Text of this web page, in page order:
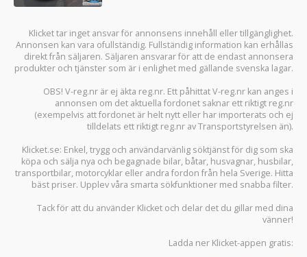
Klicket tar inget ansvar för annonsens innehåll eller tillgänglighet.
Annonsen kan vara ofullständig. Fullständig information kan erhållas
direkt från säljaren. Säljaren ansvarar för att de endast annonsera
produkter och tjänster som är i enlighet med gällande svenska lagar.
OBS! V-reg.nr är ej äkta reg.nr. Ett påhittat V-reg.nr kan anges i
annonsen om det aktuella fordonet saknar ett riktigt reg.nr
(exempelvis att fordonet är helt nytt eller har importerats och ej
tilldelats ett riktigt reg.nr av Transportstyrelsen än).
Klicket.se: Enkel, trygg och användarvänlig söktjänst för dig som ska
köpa och sälja nya och begagnade bilar, båtar, husvagnar, husbilar,
transportbilar, motorcyklar eller andra fordon från hela Sverige. Hitta
bäst priser. Upplev våra smarta sökfunktioner med snabba filter.
Tack för att du använder Klicket och delar det du gillar med dina
vänner!
Ladda ner Klicket-appen gratis: